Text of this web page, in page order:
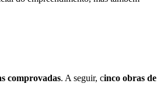
comprovadas. A seguir, cinco obras de